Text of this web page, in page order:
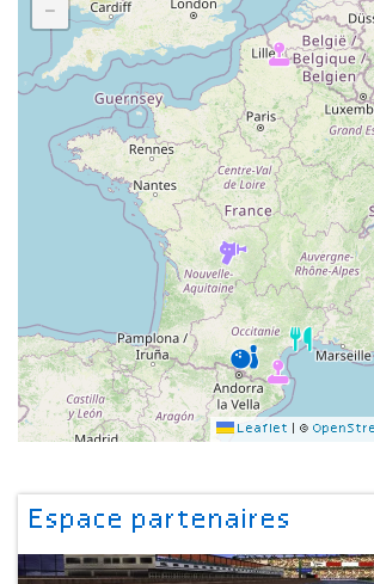
−
Leaflet ©
Espace partenaires